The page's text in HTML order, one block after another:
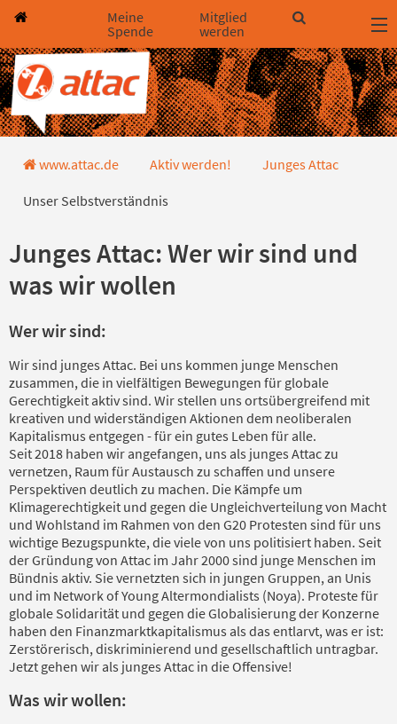
Direkt zum Hauptinhalt springen
Direkt zur Haupt-Navigation springen
Direkt zur Service-Navigation springen
Direkt zur Footer-Navigation springen
Direkt zum Footerinhalt springen
Meine
Spende
Mitglied
werden
Unser Selbstverständnis
www.attac.de Aktiv werden! Junges Attac
Unser Selbstverständnis
Junges Attac: Wer wir sind und
was wir wollen
Wer wir sind:
Wir sind junges Attac. Bei uns kommen junge Menschen
zusammen, die in vielfältigen Bewegungen für globale
Gerechtigkeit aktiv sind. Wir stellen uns ortsübergreifend mit
kreativen und widerständigen Aktionen dem neoliberalen
Kapitalismus entgegen - für ein gutes Leben für alle.
Seit 2018 haben wir angefangen, uns als junges Attac zu
vernetzen, Raum für Austausch zu schaffen und unsere
Perspektiven deutlich zu machen. Die Kämpfe um
Klimagerechtigkeit und gegen die Ungleichverteilung von Macht
und Wohlstand im Rahmen von den G20 Protesten sind für uns
wichtige Bezugspunkte, die viele von uns politisiert haben. Seit
der Gründung von Attac im Jahr 2000 sind junge Menschen im
Bündnis aktiv. Sie vernetzten sich in jungen Gruppen, an Unis
und im Network of Young Altermondialists (Noya). Proteste für
globale Solidarität und gegen die Globalisierung der Konzerne
haben den Finanzmarktkapitalismus als das entlarvt, was er ist:
Zerstörerisch, diskriminierend und gesellschaftlich untragbar.
Jetzt gehen wir als junges Attac in die Offensive!
Was wir wollen: